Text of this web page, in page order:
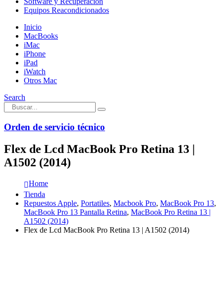
Equipos Reacondicionados
Inicio
MacBooks
iMac
iPhone
iPad
iWatch
Otros Mac
Search
Orden de servicio técnico
Flex de Lcd MacBook Pro Retina 13 |
A1502 (2014)
Home
Tienda
Repuestos Apple, Portatiles, Macbook Pro, MacBook Pro 13,
MacBook Pro 13 Pantalla Retina, MacBook Pro Retina 13 |
A1502 (2014)
Flex de Lcd MacBook Pro Retina 13 | A1502 (2014)